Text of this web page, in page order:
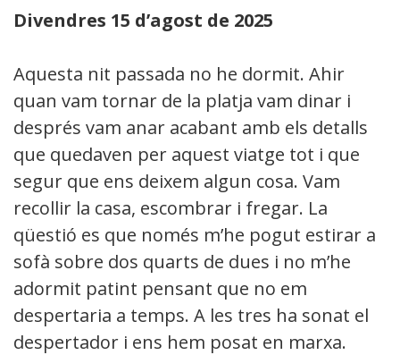
Divendres 15 d’agost de 2025
Aquesta nit passada no he dormit. Ahir
quan vam tornar de la platja vam dinar i
després vam anar acabant amb els detalls
que quedaven per aquest viatge tot i que
segur que ens deixem algun cosa. Vam
recollir la casa, escombrar i fregar. La
qüestió es que només m’he pogut estirar al
sofà sobre dos quarts de dues i no m’he
adormit patint pensant que no em
despertaria a temps. A les tres ha sonat el
despertador i ens hem posat en marxa.